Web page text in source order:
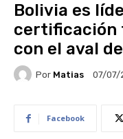
Bolivia es
certificación
con el aval
Por Matias 07/07/
Facebook